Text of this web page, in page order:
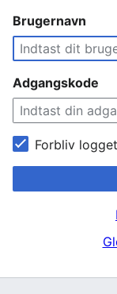
Brugernavn
Adgangskode
Forbliv